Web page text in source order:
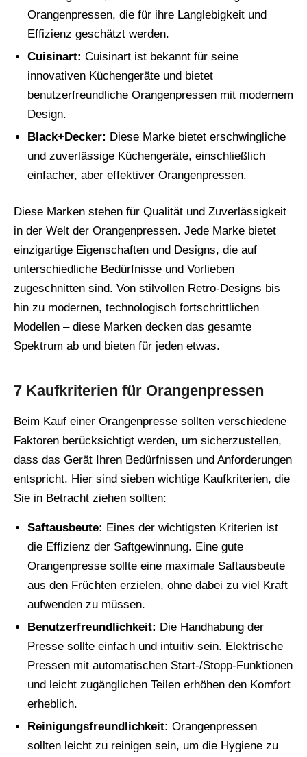
Orangenpressen, die für ihre Langlebigkeit und
Effizienz geschätzt werden.
Cuisinart: Cuisinart ist bekannt für seine
innovativen Küchengeräte und bietet
benutzerfreundliche Orangenpressen mit modernem
Design.
Black+Decker: Diese Marke bietet erschwingliche
und zuverlässige Küchengeräte, einschließlich
einfacher, aber effektiver Orangenpressen.
Diese Marken stehen für Qualität und Zuverlässigkeit
in der Welt der Orangenpressen. Jede Marke bietet
einzigartige Eigenschaften und Designs, die auf
unterschiedliche Bedürfnisse und Vorlieben
zugeschnitten sind. Von stilvollen Retro-Designs bis
hin zu modernen, technologisch fortschrittlichen
Modellen – diese Marken decken das gesamte
Spektrum ab und bieten für jeden etwas.
7 Kaufkriterien für Orangenpressen
Beim Kauf einer Orangenpresse sollten verschiedene
Faktoren berücksichtigt werden, um sicherzustellen,
dass das Gerät Ihren Bedürfnissen und Anforderungen
entspricht. Hier sind sieben wichtige Kaufkriterien, die
Sie in Betracht ziehen sollten:
Saftausbeute: Eines der wichtigsten Kriterien ist
die Effizienz der Saftgewinnung. Eine gute
Orangenpresse sollte eine maximale Saftausbeute
aus den Früchten erzielen, ohne dabei zu viel Kraft
aufwenden zu müssen.
Benutzerfreundlichkeit: Die Handhabung der
Presse sollte einfach und intuitiv sein. Elektrische
Pressen mit automatischen Start-/Stopp-Funktionen
und leicht zugänglichen Teilen erhöhen den Komfort
erheblich.
Reinigungsfreundlichkeit: Orangenpressen
sollten leicht zu reinigen sein, um die Hygiene zu